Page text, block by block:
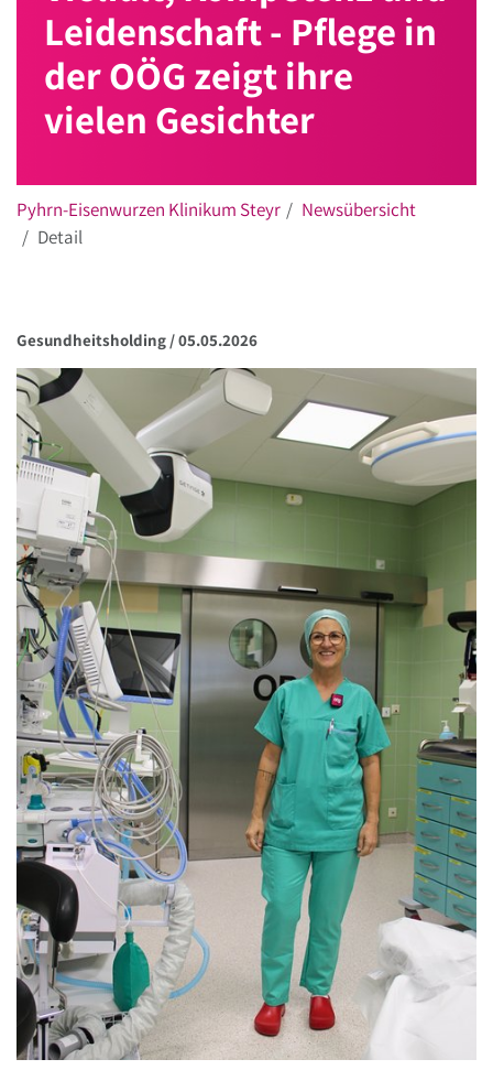
Leidenschaft - Pflege in
der OÖG zeigt ihre
vielen Gesichter
Pyhrn-Eisenwurzen Klinikum Steyr
Newsübersicht
Detail
Gesundheitsholding /05.05.2026